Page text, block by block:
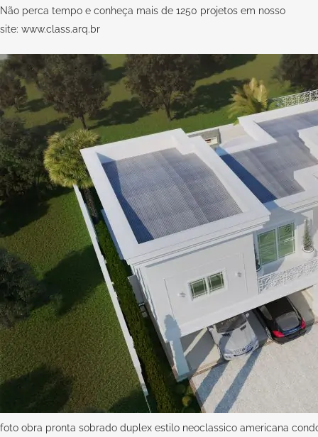
Não perca tempo e conheça mais de 1250 projetos em nosso
site: www.class.arq.br
foto obra pronta sobrado duplex estilo neoclassico americana